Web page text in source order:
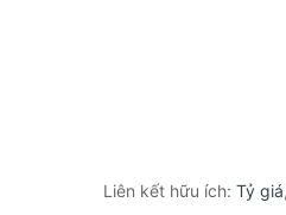
Liên kết hữu ích: Tỷ giá,